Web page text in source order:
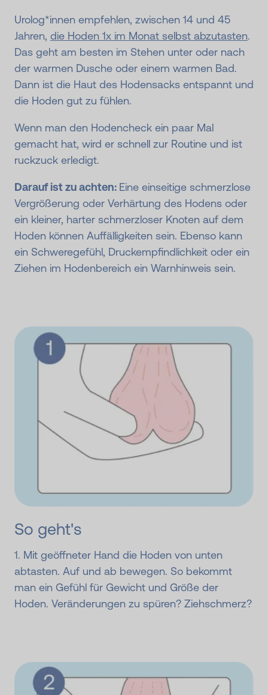
Urolog*innen empfehlen, zwischen 14 und 45
Jahren, die Hoden 1x im Monat selbst abzutasten.
Das geht am besten im Stehen unter oder nach
der warmen Dusche oder einem warmen Bad.
Dann ist die Haut des Hodensacks entspannt und
die Hoden gut zu fühlen.
Wenn man den Hodencheck ein paar Mal
gemacht hat, wird er schnell zur Routine und ist
ruckzuck erledigt.
Darauf ist zu achten: Eine einseitige schmerzlose
Vergrößerung oder Verhärtung des Hodens oder
ein kleiner, harter schmerzloser Knoten auf dem
Hoden können Auffälligkeiten sein. Ebenso kann
ein Schweregefühl, Druckempfindlichkeit oder ein
Ziehen im Hodenbereich ein Warnhinweis sein.
So geht's
1. Mit geöffneter Hand die Hoden von unten
abtasten. Auf und ab bewegen. So bekommt
man ein Gefühl für Gewicht und Größe der
Hoden. Veränderungen zu spüren? Ziehschmerz?